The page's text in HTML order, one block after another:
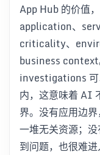
App Hub 的价值
application、
criticality、
business
investigations
内，这意味着 AI
界。没有应用边
一堆无关资源；
到问题，也很难进